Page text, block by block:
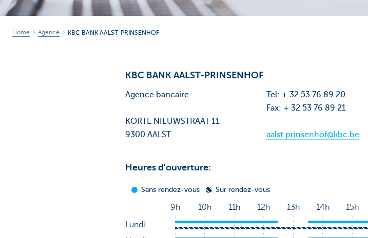
Home Agence KBC BANK AALST-PRINSENHOF
KBC BANK AALST-PRINSENHOF
Agence bancaire
KORTE NIEUWSTRAAT 11
9300 AALST
Tel: + 32 53 76 89 20
Fax: + 32 53 76 89 21
aalst.prinsenhof@kbc.be
Heures d'ouverture: